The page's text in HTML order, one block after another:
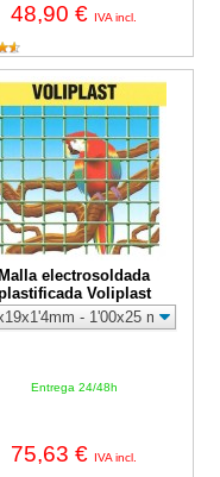
48,90 € IVA incl.
Malla electrosoldada
Voliplast
Entrega 24/48h
75,63 € IVA incl.
electrosoldada plastificada